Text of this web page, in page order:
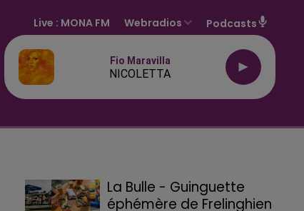
Live : MONA FM Webradios Podcasts
Fio Maravilla
NICOLETTA
La Bulle - Guinguette
éphémère de Frelinghien